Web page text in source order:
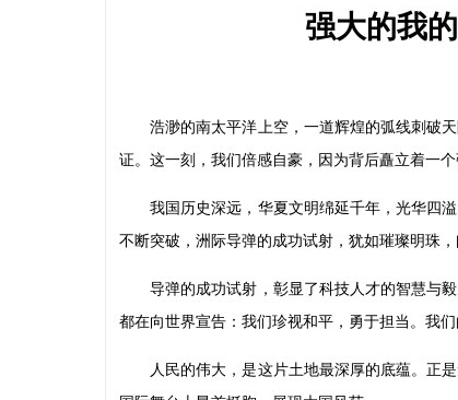
强大的我
浩渺的南太平洋上空，一道辉煌的弧线刺破
证。这一刻，我们倍感自豪，因为背后矗立着一个
我国历史深远，华夏文明绵延千年，光华四
不断突破，洲际导弹的成功试射，犹如璀璨明珠，
导弹的成功试射，彰显了科技人才的智慧与
都在向世界宣告：我们珍视和平，勇于担当。我
人民的伟大，是这片土地最深厚的底蕴。正